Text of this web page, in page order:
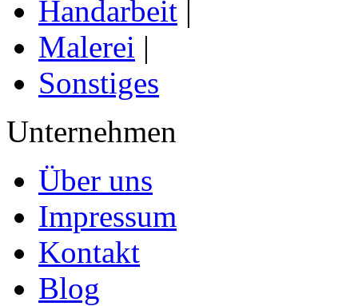
Handarbeit |
Malerei |
Sonstiges
Unternehmen
Über uns
Impressum
Kontakt
Blog